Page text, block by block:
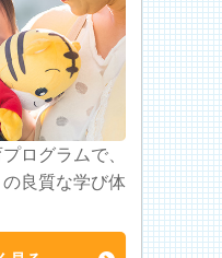
ログラムで、
良質な学び体